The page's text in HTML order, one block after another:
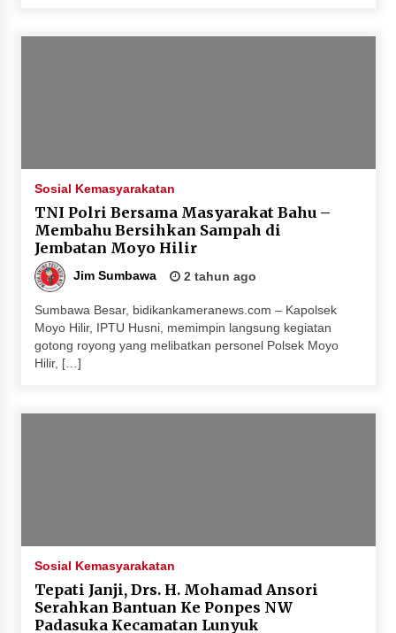
Sosial Kemasyarakatan
TNI Polri Bersama Masyarakat Bahu –
Membahu Bersihkan Sampah di
Jembatan Moyo Hilir
Jim Sumbawa 2 tahun ago
Sumbawa Besar, bidikankameranews.com – Kapolsek
Moyo Hilir, IPTU Husni, memimpin langsung kegiatan
gotong royong yang melibatkan personel Polsek Moyo
Hilir, […]
Sosial Kemasyarakatan
Tepati Janji, Drs. H. Mohamad Ansori
Serahkan Bantuan Ke Ponpes NW
Padasuka Kecamatan Lunyuk